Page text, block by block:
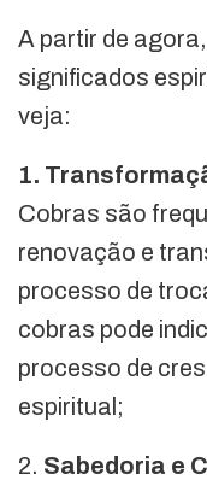
A partir de
significados
veja:
1.
Cobras são
renovação e
processo de
cobras pode
processo de
espiritual;
2. Sabedoria e